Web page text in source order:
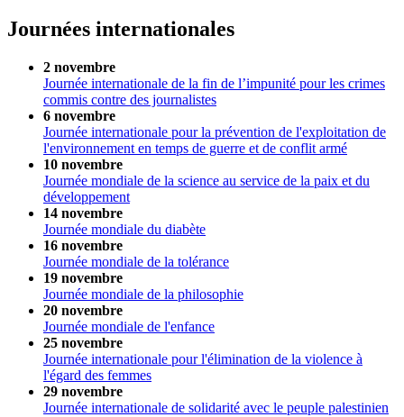
Journées internationales
2 novembre
Journée internationale de la fin de l’impunité pour les crimes
commis contre des journalistes
6 novembre
Journée internationale pour la prévention de l'exploitation de
l'environnement en temps de guerre et de conflit armé
10 novembre
Journée mondiale de la science au service de la paix et du
développement
14 novembre
Journée mondiale du diabète
16 novembre
Journée mondiale de la tolérance
19 novembre
Journée mondiale de la philosophie
20 novembre
Journée mondiale de l'enfance
25 novembre
Journée internationale pour l'élimination de la violence à
l'égard des femmes
29 novembre
Journée internationale de solidarité avec le peuple palestinien